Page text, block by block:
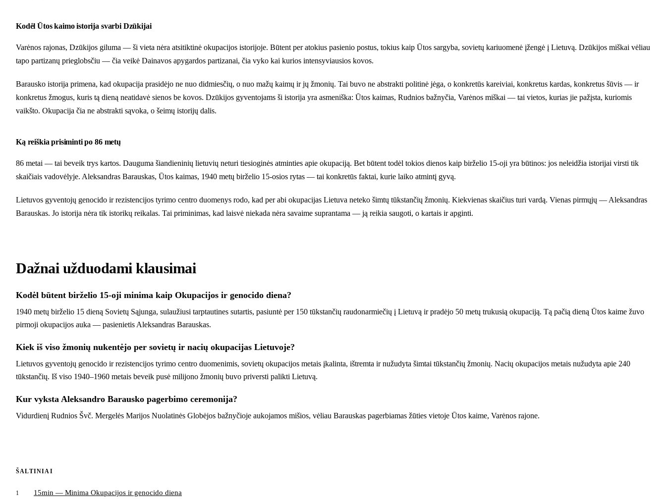
Kodėl Ūtos kaimo istorija svarbi Dzūkijai
Varėnos rajonas, Dzūkijos giluma — ši vieta nėra atsitiktinė okupacijos istorijoje. Būtent per atokius pasienio postus, tokius kaip Ūtos sargyba, sovietų kariuomenė įžengė į Lietuvą. Dzūkijos miškai vėliau
tapo partizanų prieglobsčiu — čia veikė Dainavos apygardos partizanai, čia vyko kai kurios intensyviausios kovos.
Barausko istorija primena, kad okupacija prasidėjo ne nuo didmiesčių, o nuo mažų kaimų ir jų žmonių. Tai buvo ne abstrakti politinė jėga, o konkretūs kareiviai, konkretus kardas, konkretus šūvis — ir
konkretus žmogus, kuris tą dieną neatidavė sienos be kovos. Dzūkijos gyventojams ši istorija yra asmeniška: Ūtos kaimas, Rudnios bažnyčia, Varėnos miškai — tai vietos, kurias jie pažįsta, kuriomis
vaikšto. Okupacija čia ne abstrakti sąvoka, o šeimų istorijų dalis.
Ką reiškia prisiminti po 86 metų
86 metai — tai beveik trys kartos. Dauguma šiandieninių lietuvių neturi tiesioginės atminties apie okupaciją. Bet būtent todėl tokios dienos kaip birželio 15-oji yra būtinos: jos neleidžia istorijai virsti tik
skaičiais vadovėlyje. Aleksandras Barauskas, Ūtos kaimas, 1940 metų birželio 15-osios rytas — tai konkretūs faktai, kurie laiko atmintį gyvą.
Lietuvos gyventojų genocido ir rezistencijos tyrimo centro duomenys rodo, kad per abi okupacijas Lietuva neteko šimtų tūkstančių žmonių. Kiekvienas skaičius turi vardą. Vienas pirmųjų — Aleksandras
Barauskas. Jo istorija nėra tik istorikų reikalas. Tai priminimas, kad laisvė niekada nėra savaime suprantama — ją reikia saugoti, o kartais ir apginti.
Dažnai užduodami klausimai
Kodėl būtent birželio 15-oji minima kaip Okupacijos ir genocido diena?
1940 metų birželio 15 dieną Sovietų Sąjunga, sulaužiusi tarptautines sutartis, pasiuntė per 150 tūkstančių raudonarmiečių į Lietuvą ir pradėjo 50 metų trukusią okupaciją. Tą pačią dieną Ūtos kaime žuvo
pirmoji okupacijos auka — pasienietis Aleksandras Barauskas.
Kiek iš viso žmonių nukentėjo per sovietų ir nacių okupacijas Lietuvoje?
Lietuvos gyventojų genocido ir rezistencijos tyrimo centro duomenimis, sovietų okupacijos metais įkalinta, ištremta ir nužudyta šimtai tūkstančių žmonių. Nacių okupacijos metais nužudyta apie 240
tūkstančių. Iš viso 1940–1960 metais beveik pusė milijono žmonių buvo priversti palikti Lietuvą.
Kur vyksta Aleksandro Barausko pagerbimo ceremonija?
Vidurdienį Rudnios Švč. Mergelės Marijos Nuolatinės Globėjos bažnyčioje aukojamos mišios, vėliau Barauskas pagerbiamas žūties vietoje Ūtos kaime, Varėnos rajone.
ŠALTINIAI
1 15min — Minima Okupacijos ir genocido diena